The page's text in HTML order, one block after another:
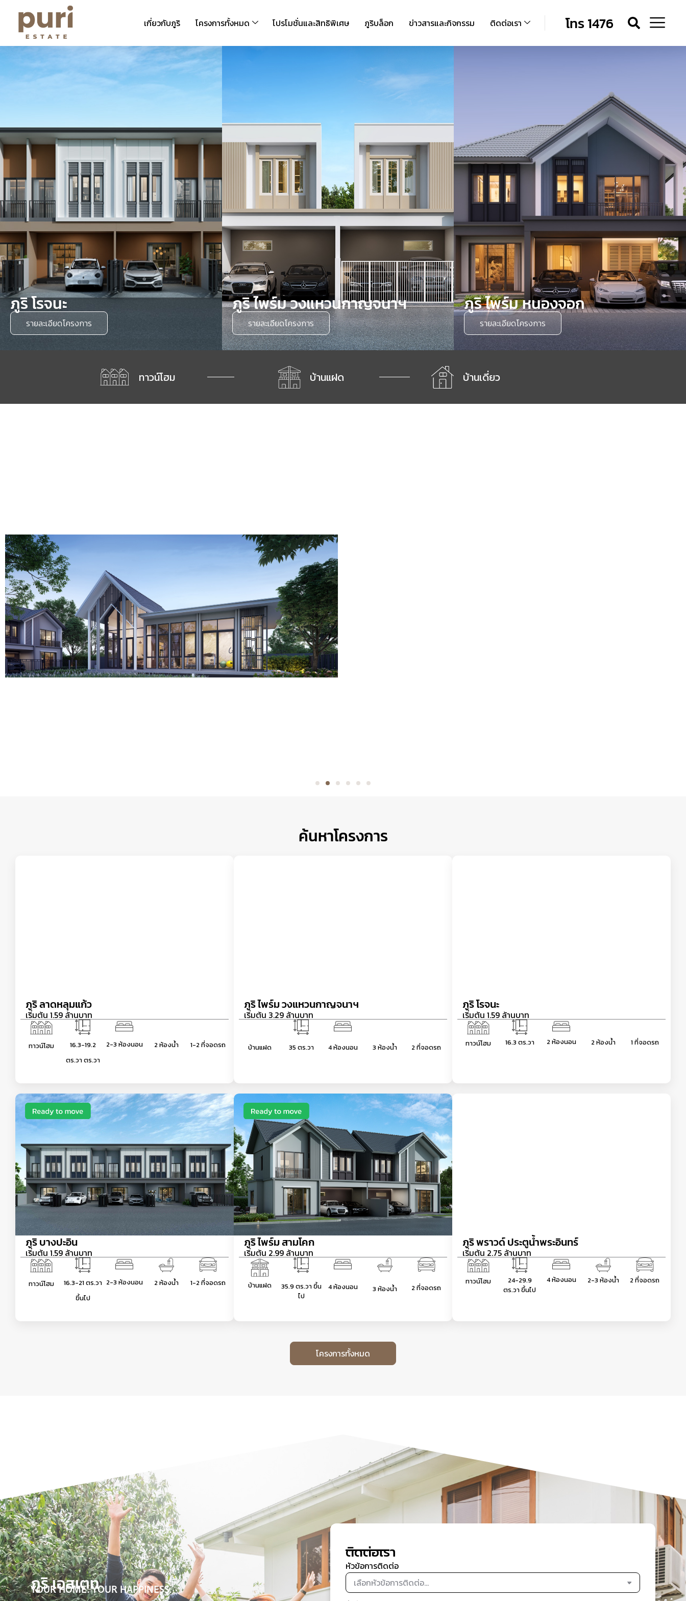
เกี่ยวกับภูริ โครงการทั้งหมด โปรโมชั่นและสิทธิพิเศษ ภูริบล็อก ข่าวสารและกิจกรรม ติดต่อเรา โทร 1476
ภูริ โรจนะ
รายละเอียดโครงการ
ภูริ ไพร์ม วงแหวนกาญจนาฯ
รายละเอียดโครงการ
ภูริ ไพร์ม หนองจอก
รายละเอียดโครงการ
ทาวน์โฮม บ้านแฝด บ้านเดี่ยว
ค้นหาโครงการ
ภูริ ลาดหลุมแก้ว
เริ่มต้น 1.59 ล้านบาท
ทาวน์โฮม
16.3-19.2
ตร.วา ตร.วา
2-3 ห้องนอน 2 ห้องน้ำ 1-2 ที่จอดรถ
ภูริ ไพร์ม วงแหวนกาญจนาฯ
เริ่มต้น 3.29 ล้านบาท
บ้านแฝด 35 ตร.วา 4 ห้องนอน 3 ห้องน้ำ 2 ที่จอดรถ
ภูริ โรจนะ
เริ่มต้น 1.59 ล้านบาท
ทาวน์โฮม 16.3 ตร.วา 2 ห้องนอน 2 ห้องน้ำ 1 ที่จอดรถ
ภูริ บางปะอิน
เริ่มต้น 1.59 ล้านบาท
ทาวน์โฮม
16.3-21 ตร.วา
ขึ้นไป
2-3 ห้องนอน 2 ห้องน้ำ 1-2 ที่จอดรถ
ภูริ ไพร์ม สามโคก
เริ่มต้น 2.99 ล้านบาท
บ้านแฝด
35.9 ตร.วา ขึ้น
ไป
4 ห้องนอน 3 ห้องน้ำ 2 ที่จอดรถ
ภูริ พราวด์ ประตูน้ำพระอินทร์
เริ่มต้น 2.75 ล้านบาท
ทาวน์โฮม
24-29.9
ตร.วา ขึ้นไป
4 ห้องนอน 2-3 ห้องน้ำ 2 ที่จอดรถ
โครงการทั้งหมด
ภูริ เอสเตท
YOUR HOME. YOUR HAPPINESS.
ติดต่อเรา
หัวข้อการติดต่อ